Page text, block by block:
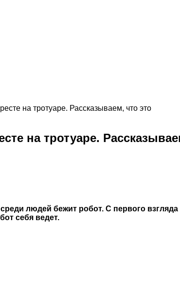
на тротуаре. Рассказываем, что это
на тротуаре.
людей бежит робот. С первого
себя ведет.